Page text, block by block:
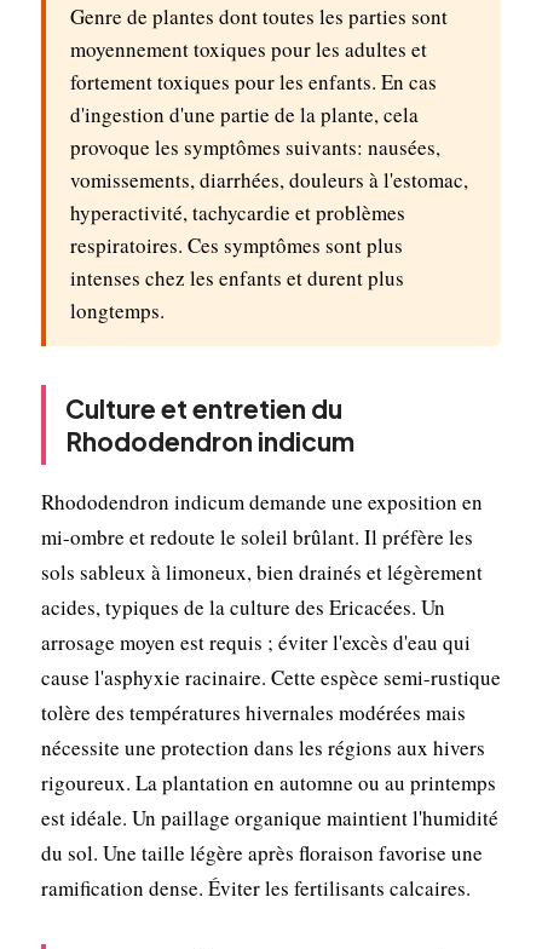
Genre de plantes dont toutes les parties sont
moyennement toxiques pour les adultes et
fortement toxiques pour les enfants. En cas
d'ingestion d'une partie de la plante, cela
provoque les symptômes suivants: nausées,
vomissements, diarrhées, douleurs à l'estomac,
hyperactivité, tachycardie et problèmes
respiratoires. Ces symptômes sont plus
intenses chez les enfants et durent plus
longtemps.
Culture et entretien du
Rhododendron indicum
Rhododendron indicum demande une exposition en
mi-ombre et redoute le soleil brûlant. Il préfère les
sols sableux à limoneux, bien drainés et légèrement
acides, typiques de la culture des Ericacées. Un
arrosage moyen est requis ; éviter l'excès d'eau qui
cause l'asphyxie racinaire. Cette espèce semi-rustique
tolère des températures hivernales modérées mais
nécessite une protection dans les régions aux hivers
rigoureux. La plantation en automne ou au printemps
est idéale. Un paillage organique maintient l'humidité
du sol. Une taille légère après floraison favorise une
ramification dense. Éviter les fertilisants calcaires.